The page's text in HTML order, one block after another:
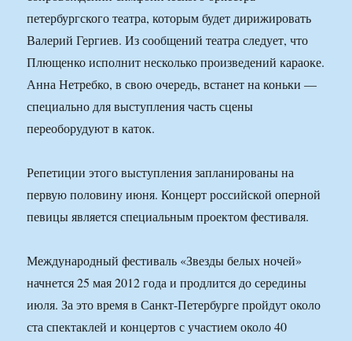
петербургского театра, которым будет дирижировать
Валерий Гергиев. Из сообщений театра следует, что
Плющенко исполнит несколько произведений караоке.
Анна Нетребко, в свою очередь, встанет на коньки —
специально для выступления часть сцены
переоборудуют в каток.
Репетиции этого выступления запланированы на
первую половину июня. Концерт российской оперной
певицы является специальным проектом фестиваля.
Международный фестиваль «Звезды белых ночей»
начнется 25 мая 2012 года и продлится до середины
июля. За это время в Санкт-Петербурге пройдут около
ста спектаклей и концертов с участием около 40